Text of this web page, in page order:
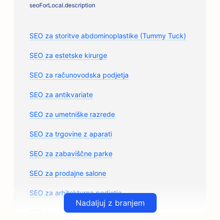
seoForLocal.description
SEO za storitve abdominoplastike (Tummy Tuck)
SEO za estetske kirurge
SEO za računovodska podjetja
SEO za antikvariate
SEO za umetniške razrede
SEO za trgovine z aparati
SEO za zabaviščne parke
SEO za prodajne salone
SEO za arhitekturna podjetja
SEO za obrtne pražarne kave
Nadaljuj z branjem